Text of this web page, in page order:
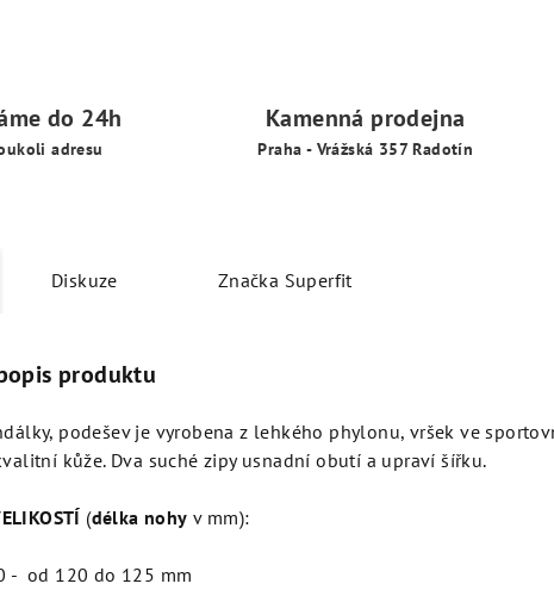
do 24h
adresu
Kamenná prodejna
Praha - Vrážská 357 Radotín
Diskuze Značka Superfit
produktu
podešev je vyrobena z lehkého phylonu, vršek ve
kůže. Dva suché zipy usnadní obutí a upraví šířku.
(délka nohy v mm):
- od 120 do 125 mm